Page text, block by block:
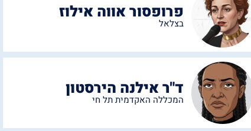
פרופסור אווה אילוז
בצלאל
ד"ר אילנה הירסטון
המכללה האקדמית תל חי